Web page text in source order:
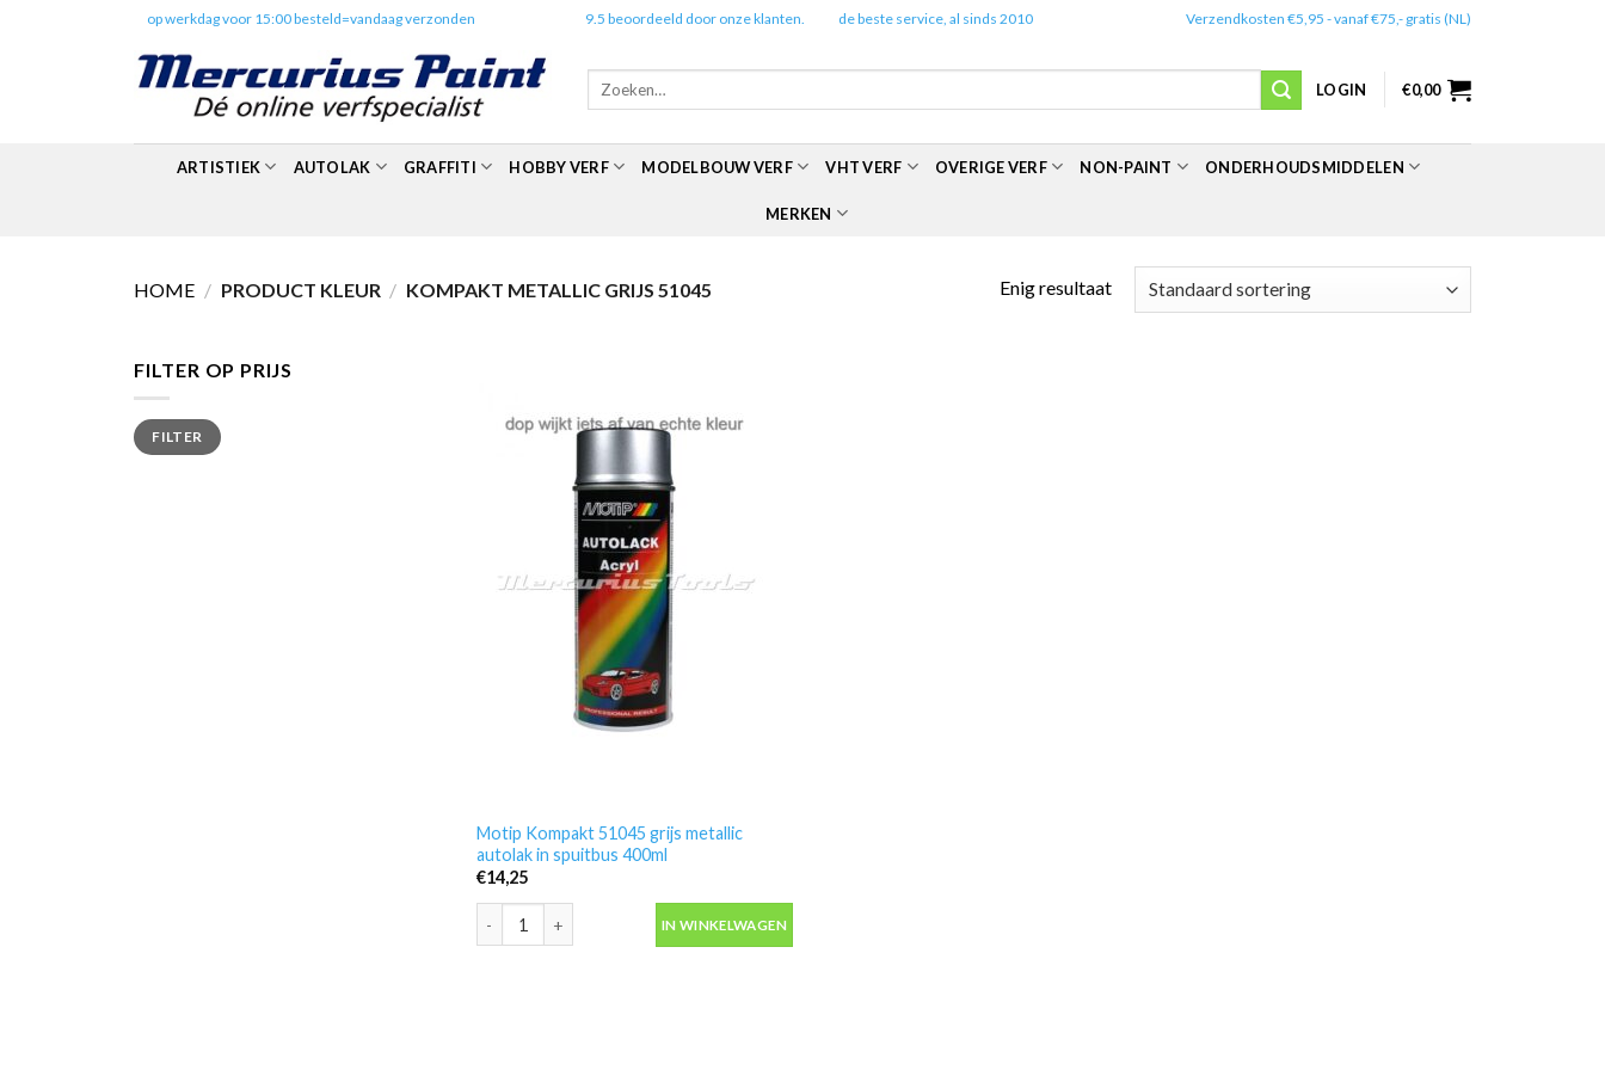
op werkdag voor 15:00 besteld=vandaag verzonden 9.5 beoordeeld door onze klanten. de beste service, al sinds 2010 Verzendkosten €5,95 - vanaf €75,- gratis (NL)
Zoeken
LOGIN €0,00
ARTISTIEK AUTOLAK GRAFFITI HOBBY VERF MODELBOUW VERF VHT VERF OVERIGE VERF NON-PAINT ONDERHOUDSMIDDELEN
MERKEN
HOME / PRODUCT KLEUR / KOMPAKT METALLIC GRIJS 51045 Enig resultaat
FILTER OP PRIJS
Min.
prijs
Max.
prijsFILTER
Motip Kompakt 51045 grijs metallic
autolak in spuitbus 400ml
€14,25
Motip Kompakt 51045 grijs metallic autolak in spuitbus 400ml aantal
IN WINKELWAGEN